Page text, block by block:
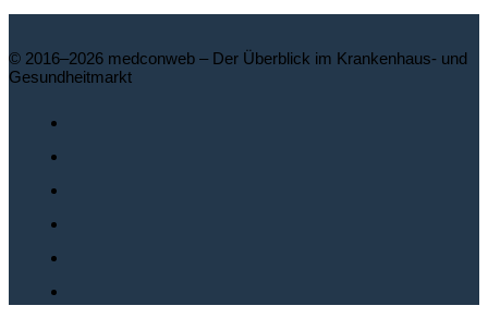
© 2016–2026 medconweb – Der Überblick im Krankenhaus- und
Gesundheitmarkt